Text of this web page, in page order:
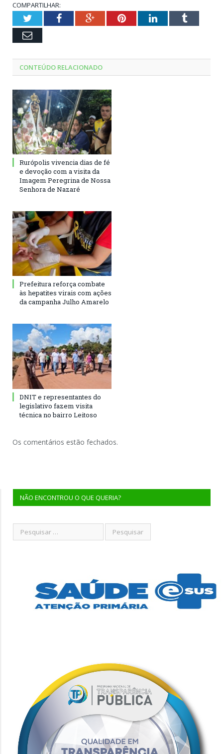
COMPARTILHAR:
TwitterFacebookGoogle+PinterestLinkedInTumblr
Email
CONTEÚDO RELACIONADO
Rurópolis vivencia dias de fé
e devoção com a visita da
Imagem Peregrina de Nossa
Senhora de Nazaré
Prefeitura reforça combate
às hepatites virais com ações
da campanha Julho Amarelo
DNIT e representantes do
legislativo fazem visita
técnica no bairro Leitoso
Os comentários estão fechados.
NÃO ENCONTROU O QUE QUERIA?